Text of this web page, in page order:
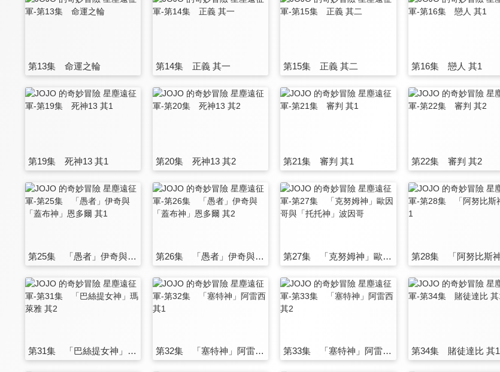
第13集 命運之輪 第14集 正義 其一 第15集 正義 其二 第16集 戀人 其1
第19集 死神13 其1 第20集 死神13 其2 第21集 審判 其1 第22集 審判 其2
第25集 「愚者」伊奇與「蓋布神」恩多爾 其1 第26集 「愚者」伊奇與「蓋布神」恩多爾 其2 第27集 「克努姆神」歐因哥與「托托神」波因哥
第31集 「巴絲提女神」瑪萊雅 其2 第32集 「塞特神」阿雷西 其1 第33集 「塞特神」阿雷西 其2 第34集 賭徒達比 其1